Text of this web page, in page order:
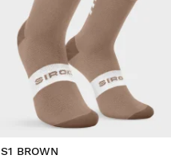
S1 BROWN